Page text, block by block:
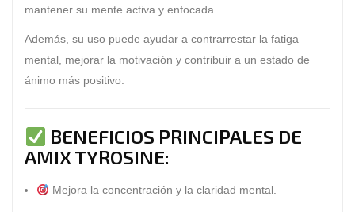
mantener su mente activa y enfocada.
Además, su uso puede ayudar a contrarrestar la fatiga
mental, mejorar la motivación y contribuir a un estado de
ánimo más positivo.
BENEFICIOS PRINCIPALES DE
AMIX TYROSINE:
Mejora la concentración y la claridad mental.